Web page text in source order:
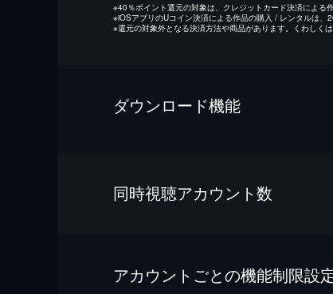
※40％ポイント還元の対象は、クレジットカード決済による
※iOSアプリのUコイン決済による作品の購入 / レンタルは、
※還元の対象外となる決済方法や商品があります。くわしくは
ダウンロード機能
同時視聴アカウント数
アカウントごとの機能制限設